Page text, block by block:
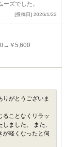
ズでした。
[投稿日] 2026/1/22
￥5,600
がとうございま
ることなくリラッ
ました。 また、
が軽くなったと伺